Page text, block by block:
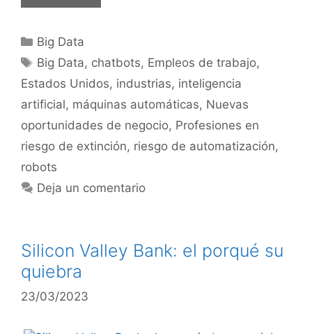
Big Data
Big Data, chatbots, Empleos de trabajo,
Estados Unidos, industrias, inteligencia
artificial, máquinas automáticas, Nuevas
oportunidades de negocio, Profesiones en
riesgo de extinción, riesgo de automatización,
robots
Deja un comentario
Silicon Valley Bank: el porqué su
quiebra
23/03/2023